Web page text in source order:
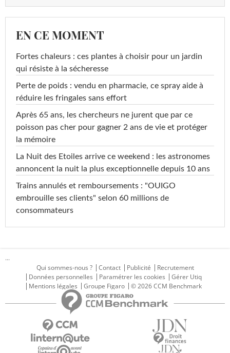
EN CE MOMENT
Fortes chaleurs : ces plantes à choisir pour un jardin
qui résiste à la sécheresse
Perte de poids : vendu en pharmacie, ce spray aide à
réduire les fringales sans effort
Après 65 ans, les chercheurs ne jurent que par ce
poisson pas cher pour gagner 2 ans de vie et protéger
la mémoire
La Nuit des Etoiles arrive ce weekend : les astronomes
annoncent la nuit la plus exceptionnelle depuis 10 ans
Trains annulés et remboursements : "OUIGO
embrouille ses clients" selon 60 millions de
consommateurs
...
Qui sommes-nous ?
Contact Publicité
Recrutement
Données personnelles
Paramétrer les cookies
Gérer Utiq
Mentions légales
Groupe Figaro © 2026 CCM Benchmark